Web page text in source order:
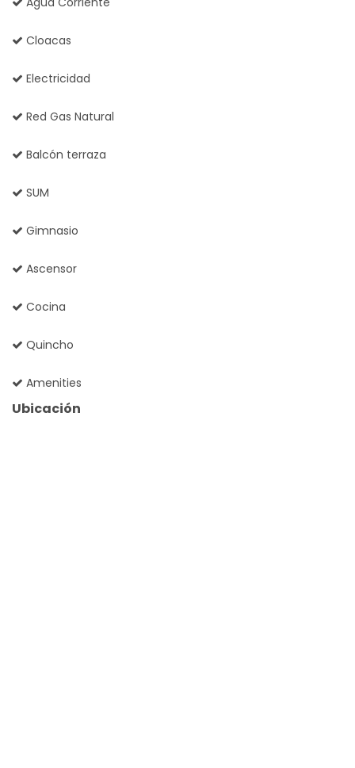
Cloacas
Electricidad
Red Gas Natural
Balcón terraza
SUM
Gimnasio
Ascensor
Cocina
Quincho
Amenities
Ubicación